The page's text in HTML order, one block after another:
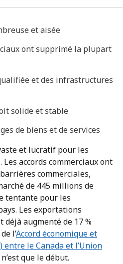
et aisée
ont supprimé la plupart
et des infrastructures
solide et stable
de biens et de services
et lucratif pour les
accords commerciaux ont
commerciales,
de 445 millions de
tentante pour les
Les exportations
déjà augmenté de 17 %
l’Accord économique et
entre le Canada et l’Union
que le début.